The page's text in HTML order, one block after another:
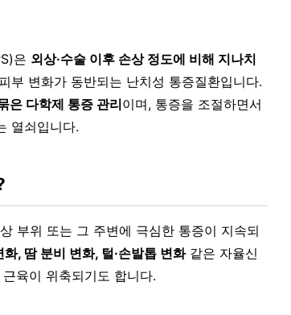
은 외상·수술 이후 손상 정도에 비해 지나치
부 변화가 동반되는 난치성 통증질환입니다.
은 다학제 통증 관리이며, 통증을 조절하면서
열쇠입니다.
부위 또는 그 주변에 극심한 통증이 지속되
화, 땀 분비 변화, 털·손발톱 변화같은 자율신
육이 위축되기도 합니다.